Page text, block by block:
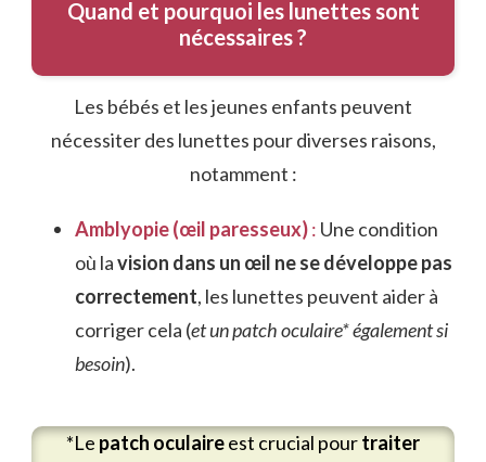
Quand et pourquoi les lunettes sont
nécessaires ?
Les bébés et les jeunes enfants peuvent
nécessiter des lunettes pour diverses raisons,
notamment :
Amblyopie (œil paresseux): Une condition
où lavision dans un œil ne se développe pas
correctement, les lunettes peuvent aider à
corriger cela (et un patch oculaire* également si
besoin).
*Le patch oculaireest crucial pourtraiter